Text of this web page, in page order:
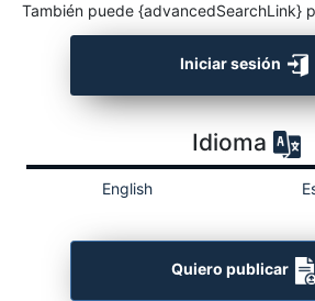
También puede {advancedSearchLink}
Iniciar sesión
Idioma
English
Quiero publicar